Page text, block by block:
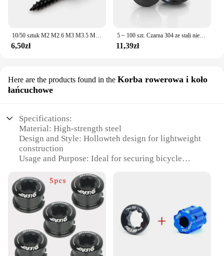
10/50 sztuk M2 M2.6 M3 M3.5 M4 M5 M6 czarny ze stali węglowej Allen z łbem sześciokątnym z łbem sześciokątnym Cap samowiercące z łbem okrągłym wkręt do drewna L = 4-50mm
6,50zł
5 ~ 100 szt. Czarna 304 ze stali nierdzewnej wpuszczana głowica kratownicowa śruba gwintująca M3 M4 M5 M6 wkręty do drewna z łbem walcowym do grzybów krzyżowych
11,39zł
Here are the products found in the Korba rowerowa i koło
łańcuchowe
Specifications:
Material: High-strength steel
Design and Style: Hollowteh design for lightweight
construction
Usage and Purpose: Ideal for securing bicycle
Performance and Property: Durable and resistant to
corrosion
Shape or Size or Weight or Quantity: Available in
sets to suit various bicycle needs
Applicable People: Suitable for both professional
mechanics and DIY enthusiasts
Features: